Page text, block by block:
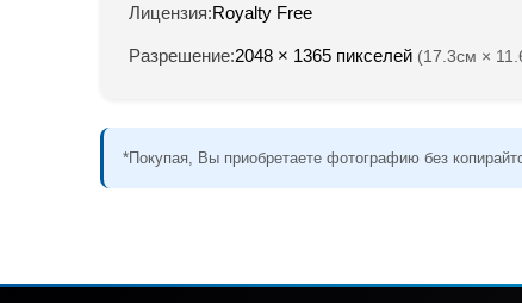
Лицензия:Royalty Free
Разрешение:2048 × 1365 пикселей (17.3см ×
*Покупая, Вы приобретаете фотографию без